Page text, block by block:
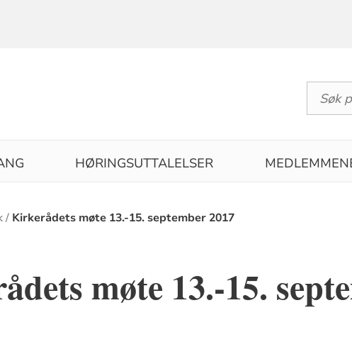
HØRINGSUTTALELSER
Kirkerådets møte 13.-15. september 2017
møte 13.-15.